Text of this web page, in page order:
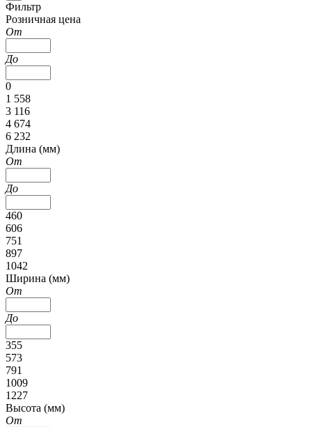
Фильтр
Розничная цена
От
До
0
1 558
3 116
4 674
6 232
Длина (мм)
От
До
460
606
751
897
1042
Ширина (мм)
От
До
355
573
791
1009
1227
Высота (мм)
От